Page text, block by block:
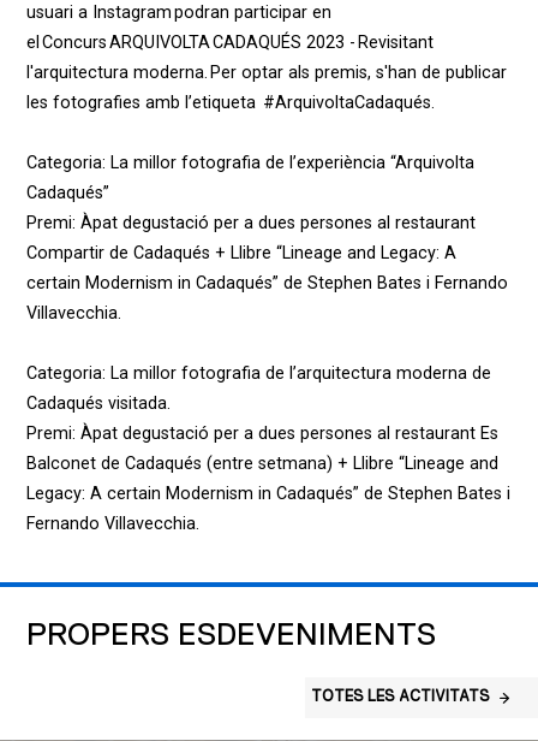
usuari a Instagram podran participar en
el Concurs ARQUIVOLTA CADAQUÉS 2023 - Revisitant
l'arquitectura moderna. Per optar als premis, s'han de publicar
les fotografies amb l’etiqueta #ArquivoltaCadaqués.
Categoria: La millor fotografia de l’experiència “Arquivolta
Cadaqués”
Premi: Àpat degustació per a dues persones al restaurant
Compartir de Cadaqués + Llibre “Lineage and Legacy: A
certain Modernism in Cadaqués” de Stephen Bates i Fernando
Villavecchia.
Categoria: La millor fotografia de l’arquitectura moderna de
Cadaqués visitada.
Premi: Àpat degustació per a dues persones al restaurant Es
Balconet de Cadaqués (entre setmana) + Llibre “Lineage and
Legacy: A certain Modernism in Cadaqués” de Stephen Bates i
Fernando Villavecchia.
PROPERS ESDEVENIMENTS
TOTES LES ACTIVITATS